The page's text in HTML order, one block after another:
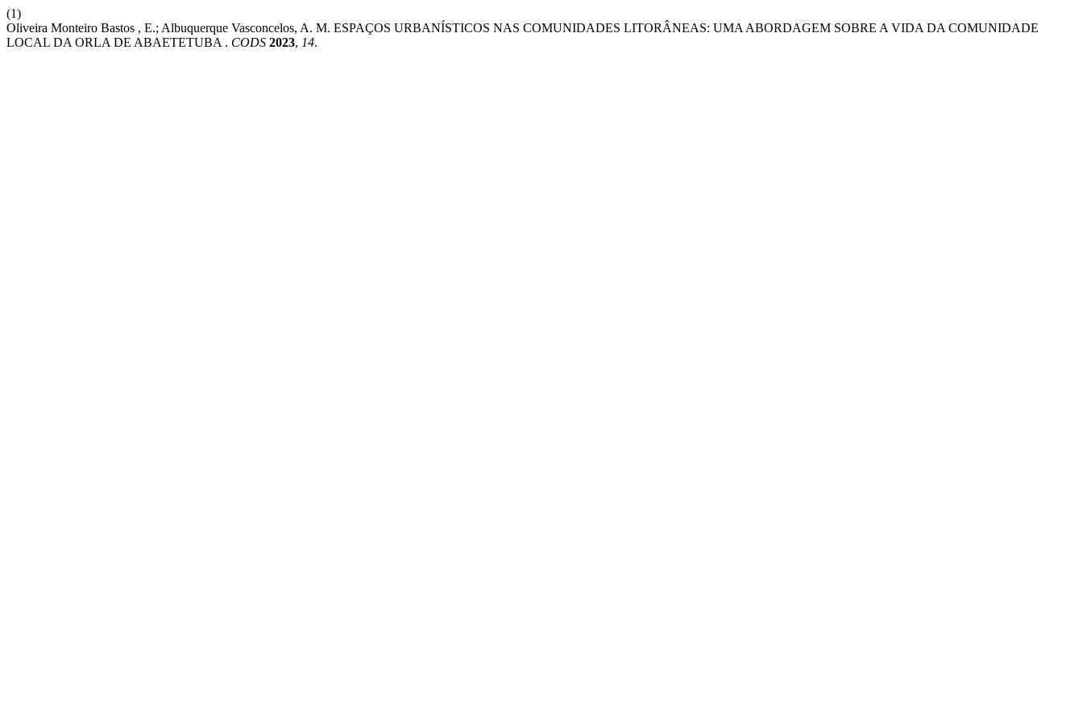
(1)
Oliveira Monteiro Bastos , E.; Albuquerque Vasconcelos, A. M. ESPAÇOS URBANÍSTICOS NAS COMUNIDADES LITORÂNEAS: UMA ABORDAGEM SOBRE A VIDA DA COMUNIDADE
LOCAL DA ORLA DE ABAETETUBA . CODS 2023, 14.